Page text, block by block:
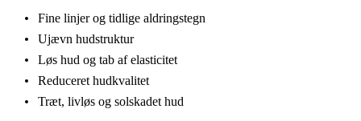
Fine linjer og tidlige aldringstegn
Ujævn hudstruktur
Løs hud og tab af elasticitet
Reduceret hudkvalitet
Træt, livløs og solskadet hud